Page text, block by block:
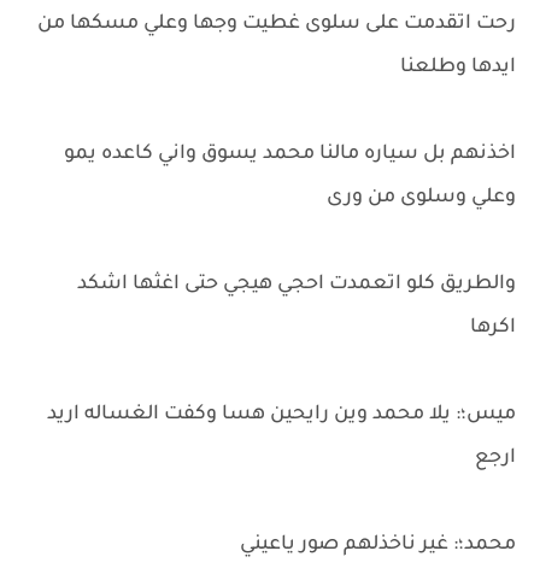
رحت اتقدمت على سلوى غطيت وجها وعلي مسكها من
ايدها وطلعنا
اخذنهم بل سياره مالنا محمد يسوق واني كاعده يمو
وعلي وسلوى من ورى
والطريق كلو اتعمدت احجي هيجي حتى اغثها اشكد
اكرها
ميس؛: يلا محمد وين رايحين هسا وكفت الغساله اريد
ارجع
محمد؛: غير ناخذلهم صور ياعيني